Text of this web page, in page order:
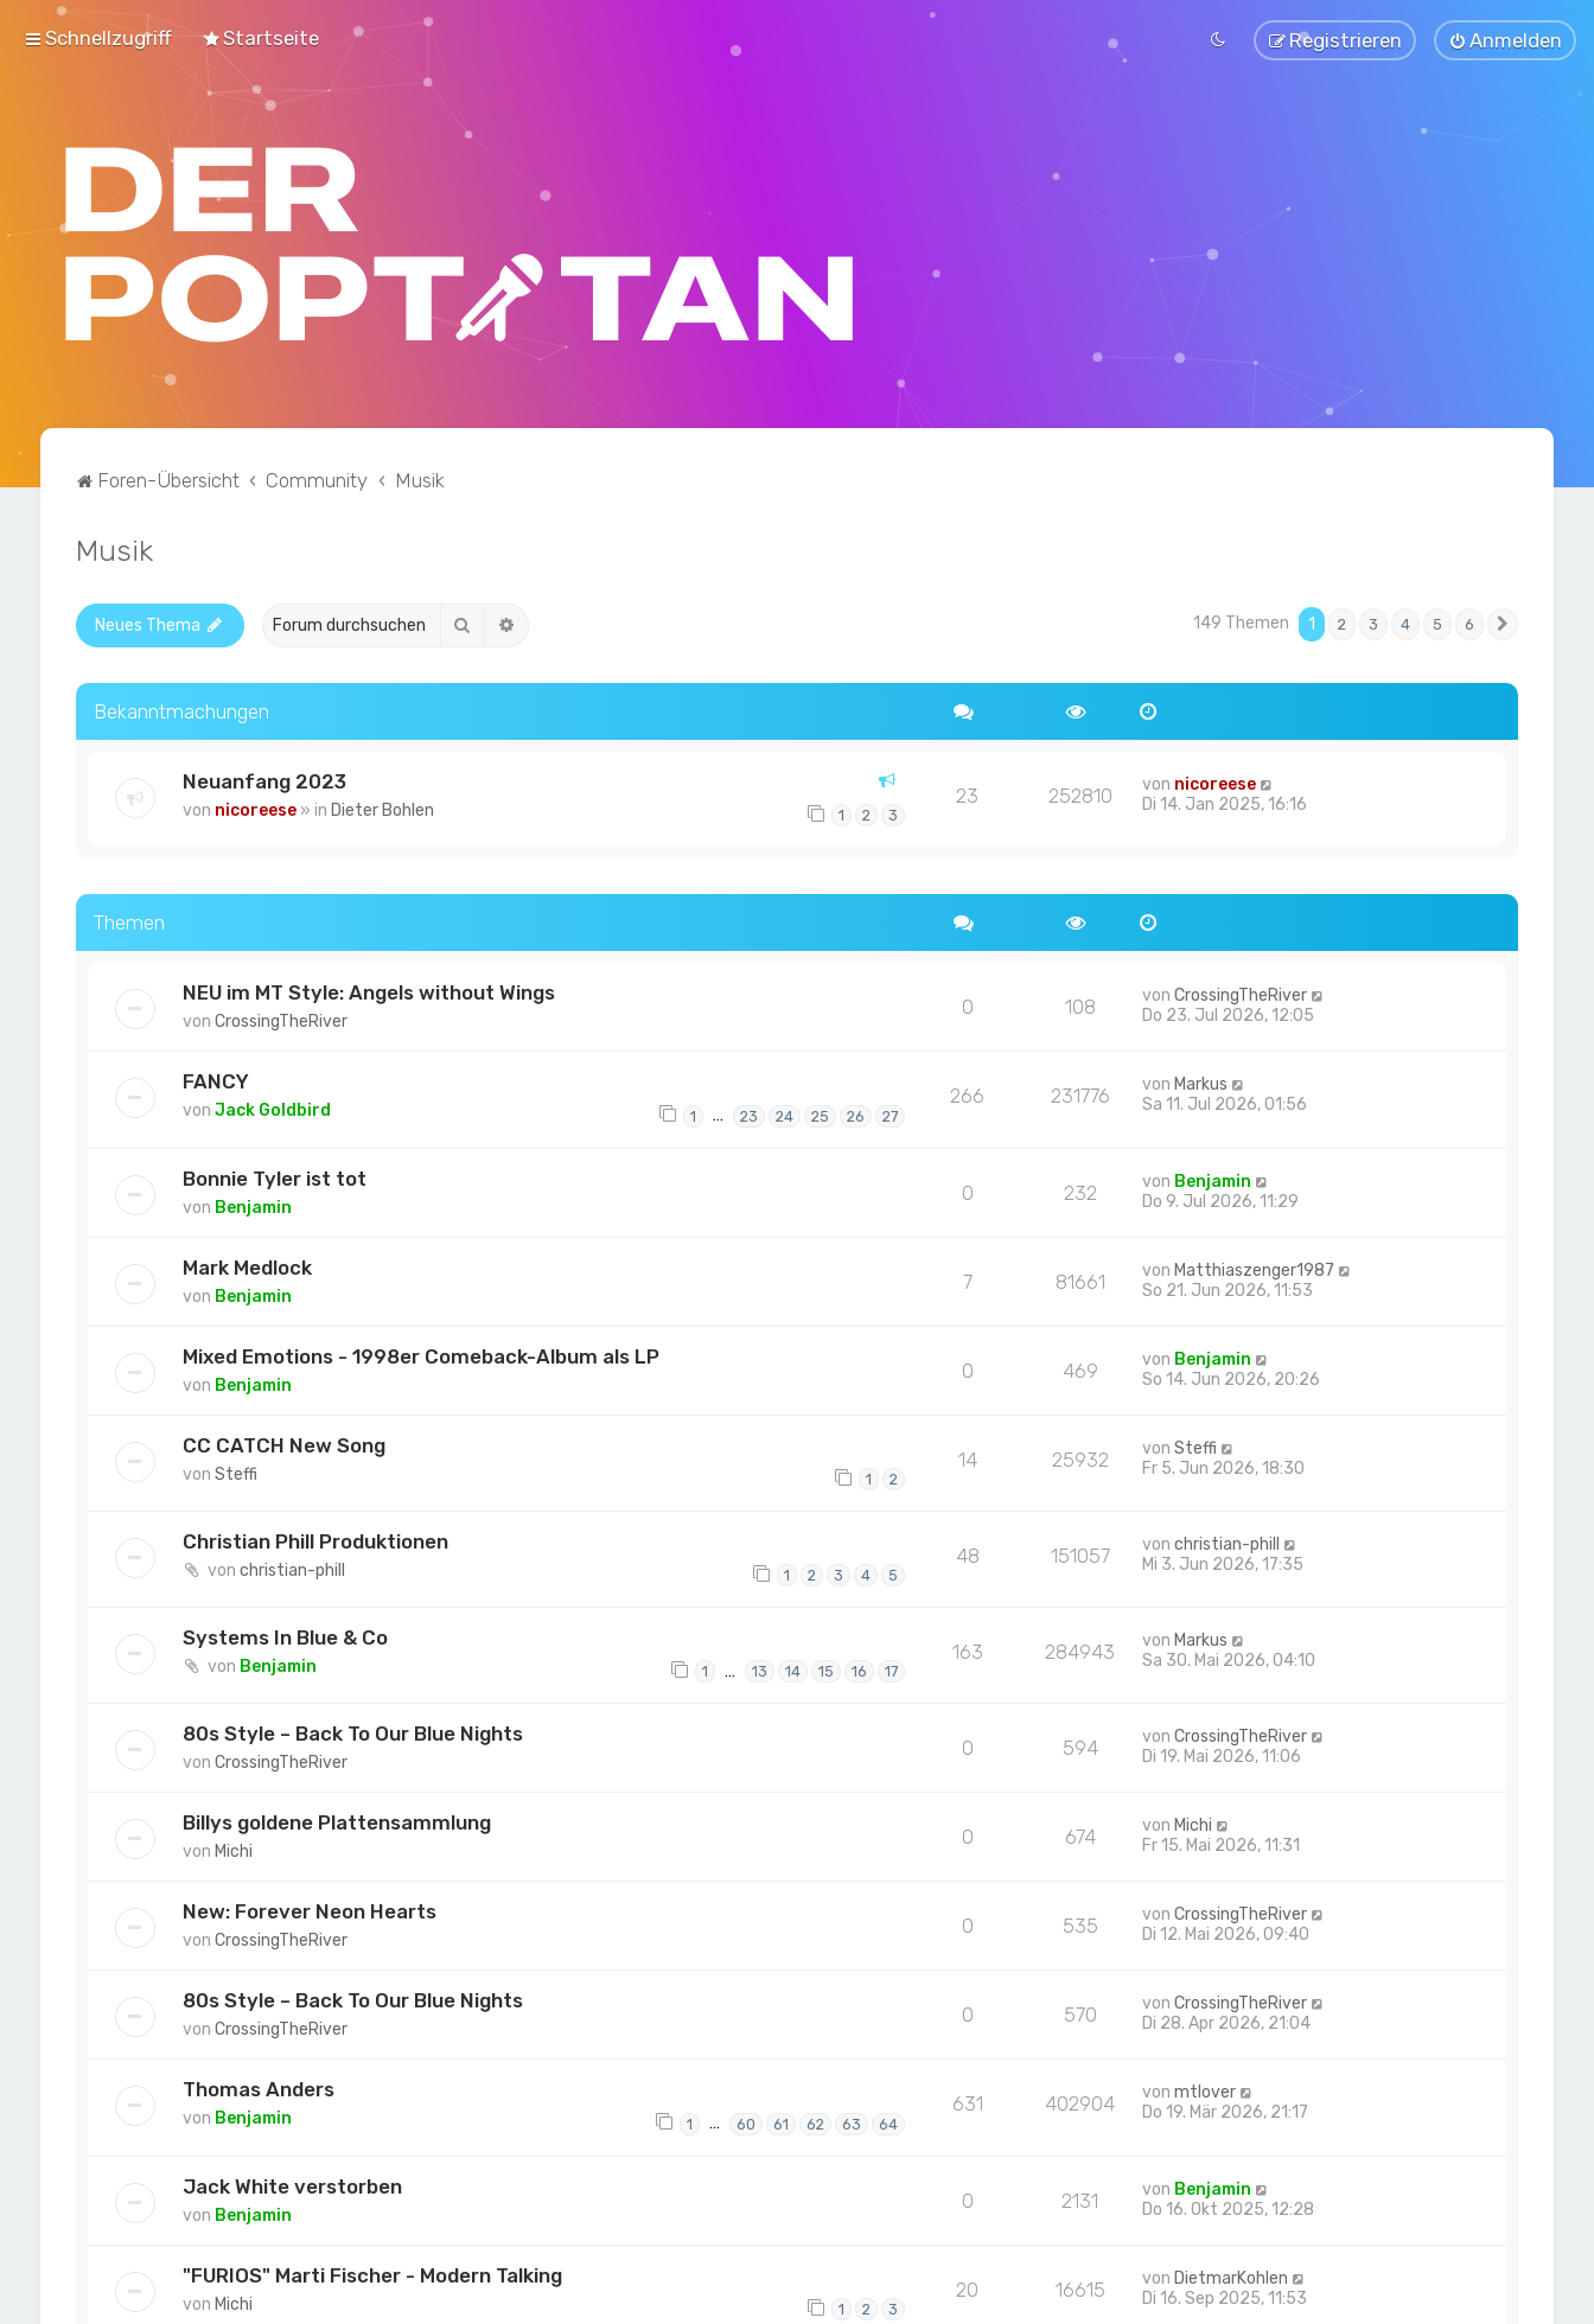
Schnellzugriff Startseite Anmelden
Registrieren
Foren-Übersicht Community Musik
Musik
Neues Thema Suche 149 Themen 1 2 3 4 5 6
Bekanntmachungen
Neuanfang 2023
von nicoreese » in Dieter Bohlen 1 2 3
23 252810 von nicoreese
Di 14. Jan 2025, 16:16
Themen
NEU im MT Style: Angels without Wings
von CrossingTheRiver
0 108 vonCrossingTheRiver
Do 23. Jul 2026, 12:05
FANCY
von Jack Goldbird 1 … 23 24 25 26 27
266 231776 von Markus
Sa 11. Jul 2026, 01:56
Bonnie Tyler ist tot
von Benjamin
0 232 von Benjamin
Do 9. Jul 2026, 11:29
Mark Medlock
von Benjamin
7 81661 von Matthiaszenger1987
So 21. Jun 2026, 11:53
Mixed Emotions - 1998er Comeback-Album als LP
von Benjamin
0 469 von Benjamin
So 14. Jun 2026, 20:26
CC CATCH New Song
von Steffi 1 2
14 25932 vonSteffi
Fr 5. Jun 2026, 18:30
Christian Phill Produktionen
von christian-phill 1 2 3 4 5
48 151057 vonchristian-phill
Mi 3. Jun 2026, 17:35
Systems In Blue & Co
von Benjamin 1 … 13 14 15 16 17
163 284943 von Markus
Sa 30. Mai 2026, 04:10
80s Style – Back To Our Blue Nights
von CrossingTheRiver
0 594 vonCrossingTheRiver
Di 19. Mai 2026, 11:06
Billys goldene Plattensammlung
von Michi
0 674 vonMichi
Fr 15. Mai 2026, 11:31
New: Forever Neon Hearts
von CrossingTheRiver
0 535 vonCrossingTheRiver
Di 12. Mai 2026, 09:40
80s Style – Back To Our Blue Nights
von CrossingTheRiver
0 570 vonCrossingTheRiver
Di 28. Apr 2026, 21:04
Thomas Anders
von Benjamin 1 … 60 61 62 63 64
631 402904 vonmtlover
Do 19. Mär 2026, 21:17
Jack White verstorben
von Benjamin
0 2131 von Benjamin
Do 16. Okt 2025, 12:28
"FURIOS" Marti Fischer - Modern Talking
von Michi 1 2 3
20 16615 von DietmarKohlen
Di 16. Sep 2025, 11:53